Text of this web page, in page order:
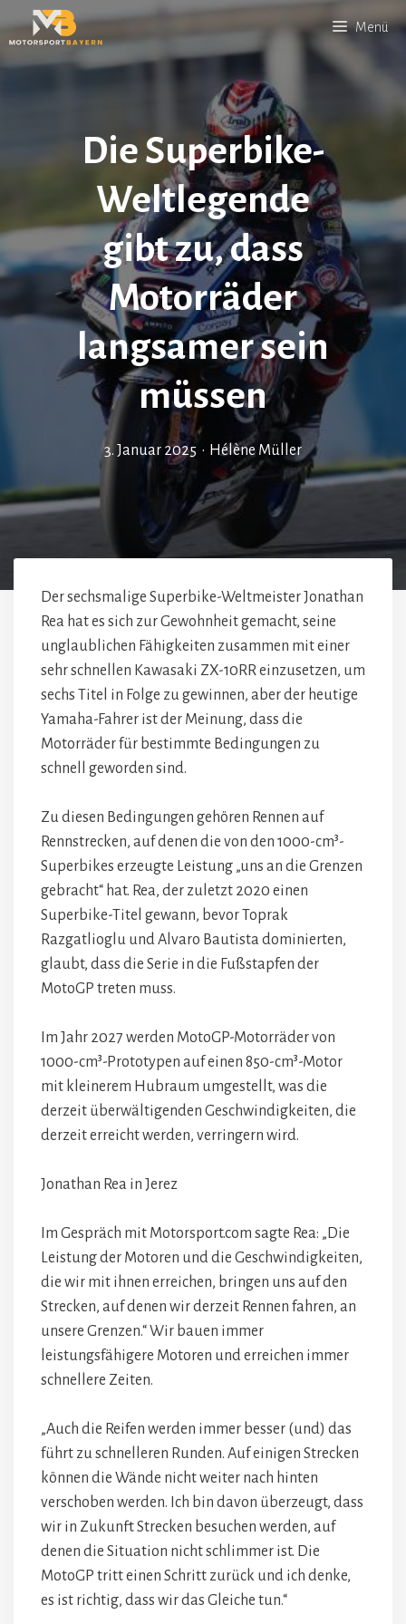
Inhalt
springen
Menü
Die Superbike-
Weltlegende
gibt zu, dass
Motorräder
langsamer sein
müssen
3. Januar 2025 • Hélène Müller
Der sechsmalige Superbike-Weltmeister Jonathan
Rea hat es sich zur Gewohnheit gemacht, seine
unglaublichen Fähigkeiten zusammen mit einer
sehr schnellen Kawasaki ZX-10RR einzusetzen, um
sechs Titel in Folge zu gewinnen, aber der heutige
Yamaha-Fahrer ist der Meinung, dass die
Motorräder für bestimmte Bedingungen zu
schnell geworden sind.
Zu diesen Bedingungen gehören Rennen auf
Rennstrecken, auf denen die von den 1000-cm³-
Superbikes erzeugte Leistung „uns an die Grenzen
gebracht“ hat. Rea, der zuletzt 2020 einen
Superbike-Titel gewann, bevor Toprak
Razgatlioglu und Alvaro Bautista dominierten,
glaubt, dass die Serie in die Fußstapfen der
MotoGP treten muss.
Im Jahr 2027 werden MotoGP-Motorräder von
1000-cm³-Prototypen auf einen 850-cm³-Motor
mit kleinerem Hubraum umgestellt, was die
derzeit überwältigenden Geschwindigkeiten, die
derzeit erreicht werden, verringern wird.
Jonathan Rea in Jerez
Im Gespräch mit Motorsport.com sagte Rea: „Die
Leistung der Motoren und die Geschwindigkeiten,
die wir mit ihnen erreichen, bringen uns auf den
Strecken, auf denen wir derzeit Rennen fahren, an
unsere Grenzen.“ Wir bauen immer
leistungsfähigere Motoren und erreichen immer
schnellere Zeiten.
„Auch die Reifen werden immer besser (und) das
führt zu schnelleren Runden. Auf einigen Strecken
können die Wände nicht weiter nach hinten
verschoben werden. Ich bin davon überzeugt, dass
wir in Zukunft Strecken besuchen werden, auf
denen die Situation nicht schlimmer ist. Die
MotoGP tritt einen Schritt zurück und ich denke,
es ist richtig, dass wir das Gleiche tun.“